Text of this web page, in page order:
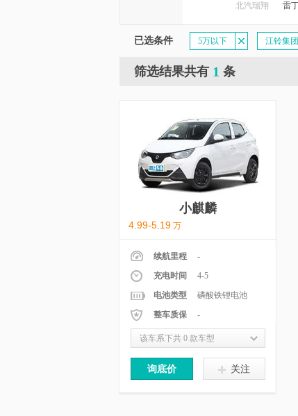
北汽瑞翔 雷
已选条件 5万以下 江铃集
筛选结果共有 1 条
小麒麟
4.99-5.19 万
续航里程
-
充电时间
4-5
电池类型
磷酸铁锂电池
整车质保
-
该车系下共 0 款车型
询底价 关注